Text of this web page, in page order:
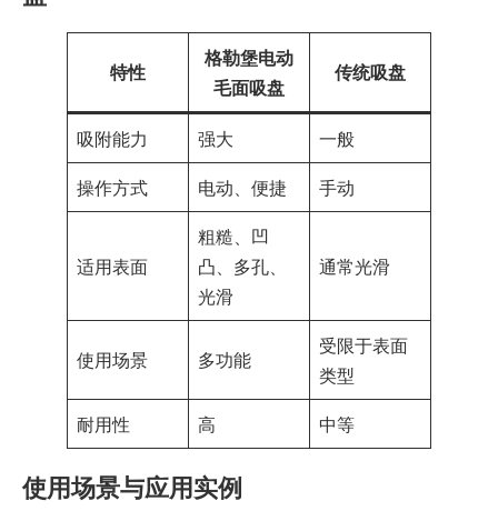
特性
格勒堡电动
毛面吸盘
传统吸盘
吸附能力 强大 一般
操作方式 电动、便捷 手动
适用表面
粗糙、凹
凸、多孔、
光滑
通常光滑
使用场景 多功能
受限于表面
类型
耐用性 高 中等
使用场景与应用实例